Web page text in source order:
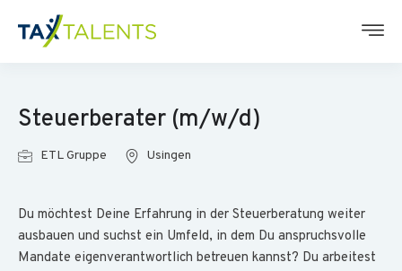
Steuerberater (m/w/d)
ETL Gruppe Usingen
Du möchtest Deine Erfahrung in der Steuerberatung weiter
ausbauen und suchst ein Umfeld, in dem Du anspruchsvolle
Mandate eigenverantwortlich betreuen kannst? Du arbeitest